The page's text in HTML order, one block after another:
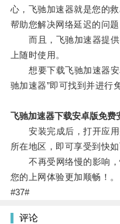
心，飞驰加速器就是您的
帮助您解决网络延迟的问
而且，飞驰加速器提供
上随时使用。
想要下载飞驰加速器安
驰加速器”即可找到并进行
飞驰加速器下载安卓版免费
安装完成后，打开应用
所在地区，即可享受到快
不再受网络慢的影响，
您的上网体验更加顺畅！。
#37#
评论